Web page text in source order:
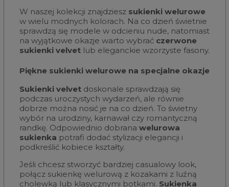
W naszej kolekcji znajdziesz sukienki welurowe
w wielu modnych kolorach. Na co dzień świetnie
sprawdzą się modele w odcieniu nude, natomiast
na wyjątkowe okazje warto wybrać czerwone
sukienki velvetlub eleganckie wzorzyste fasony.
Piękne sukienki welurowe na specjalne okazje
Sukienki velvetdoskonale sprawdzają się
podczas uroczystych wydarzeń, ale równie
dobrze można nosić je na co dzień. To świetny
wybór na urodziny, karnawał czy romantyczną
randkę. Odpowiednio dobrana welurowa
sukienka potrafi dodać stylizacji elegancji i
podkreślić kobiece kształty.
Jeśli chcesz stworzyć bardziej casualowy look,
połącz sukienkę welurową z kozakami z luźną
cholewką lub klasycznymi botkami. Sukienka